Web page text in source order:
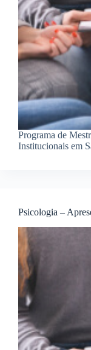
Programa de
Institucionais em
Psicologia –